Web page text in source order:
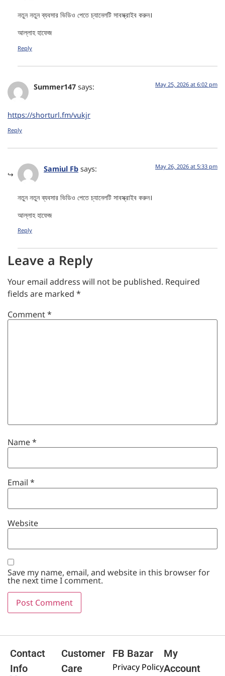
নতুন নতুন ব্যবসার ভিডিও পেতে চ্যানেলটি সাবস্ক্রাইব করুন।
আল্লাহ হাফেজ
Reply
Summer147 says: May 25, 2026 at 6:02 pm
https://shorturl.fm/vukjr
Reply
Samiul Fb says: May 26, 2026 at 5:33 pm
নতুন নতুন ব্যবসার ভিডিও পেতে চ্যানেলটি সাবস্ক্রাইব করুন।
আল্লাহ হাফেজ
Reply
Leave a Reply
Your email address will not be published. Required
fields are marked *
Comment*
Name*
Email *
Website
Save my name, email, and website in this browser for
the next time I comment.
Contact
Info
Customer
Care
FB Bazar
Privacy Policy
My
Account